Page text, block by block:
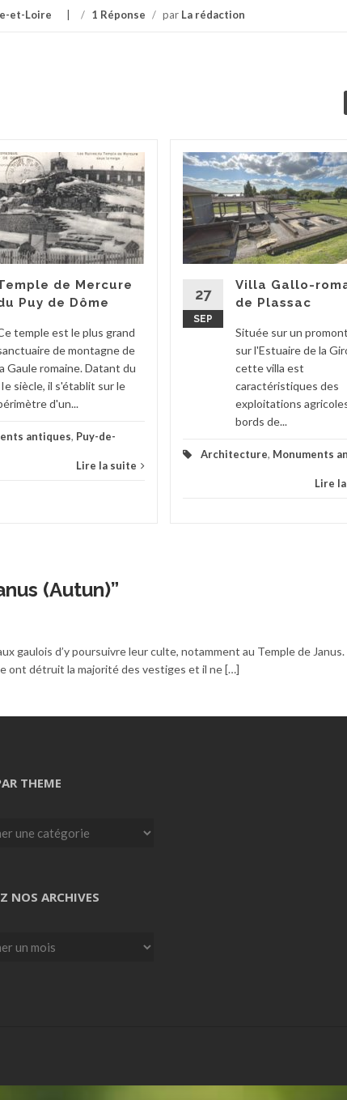
et-Loire / 1 Réponse / par La rédaction
de Mercure
Puy de Dôme
temple est le plus grand
de montagne de
Gaule romaine. Datant du
siècle, il s'établit sur le
d'un...
antiques, Puy-de-
Lire la suite
27
SEP
Villa Gallo-
de Plassac
Située sur un
sur l'Estuaire de la
cette villa est
caractéristiques des
exploitations
bords de...
Architecture, Monuments
Lire
(Autun)”
gaulois d’y poursuivre leur culte, notamment au Temple de Janus.
ont détruit la majorité des vestiges et il ne […]
THEME
NOS ARCHIVES